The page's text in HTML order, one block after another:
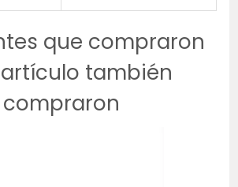
que compraron
también
compraron